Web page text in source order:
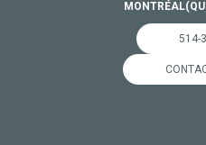
MONTRÉAL
514-